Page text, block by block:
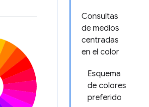
Consultas
de medios
centradas
en el color
Esquema
de colores
preferido